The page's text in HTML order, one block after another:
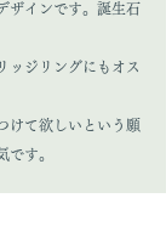
ザインです。誕生石
ッジリングにもオス
けて欲しいという願
です。